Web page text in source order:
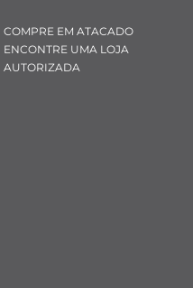
COMPRE EM ATACADO
ENCONTRE UMA LOJA
AUTORIZADA